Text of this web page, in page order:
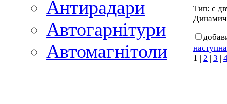
Антирадари
Автогарнітури
Автомагнітоли
Тип: с
1 | 2 | 3 |